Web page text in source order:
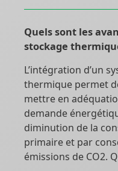
Quels sont les
stockage
L’intégration d’un
thermique permet
mettre en
demande
diminution de la
primaire et par
émissions de CO2.